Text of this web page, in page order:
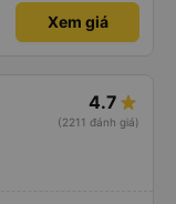
thoại) vào ban đêm
xe nên dán sẵn mật
Tôi vẫn sẽ tiếp tục ủng
Xem giá
4.7
(2211 đánh giá)